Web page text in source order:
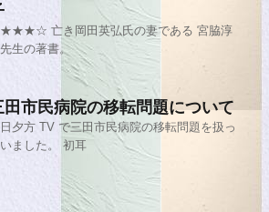
亡き岡田英弘氏の妻である 宮脇淳
生の著書。
田市民病院の移転問題について
夕方 TV で三田市民病院の移転問題を扱っ
ました。 初耳